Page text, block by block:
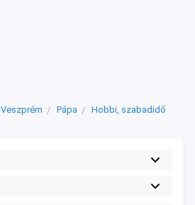
Veszprém Pápa
Hobbi, szabadidő